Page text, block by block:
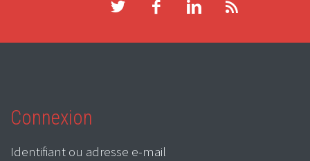
Connexion
Identifiant ou adresse e-mail